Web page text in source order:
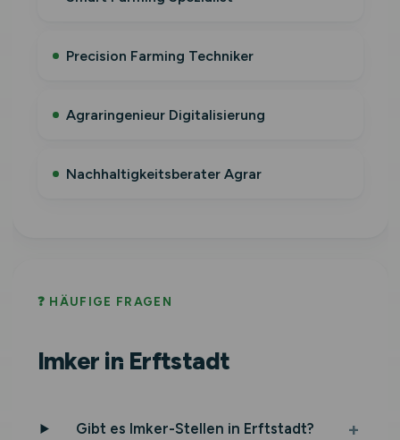
Precision Farming Techniker
Agraringenieur Digitalisierung
Nachhaltigkeitsberater Agrar
❓ HÄUFIGE FRAGEN
Imker in Erftstadt
Gibt es Imker-Stellen in Erftstadt?